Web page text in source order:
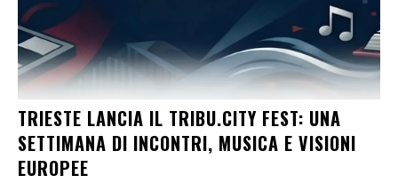
TRIESTE LANCIA IL TRIBU.CITY FEST: UNA
SETTIMANA DI INCONTRI, MUSICA E VISIONI
EUROPEE